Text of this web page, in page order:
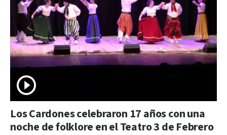
Los Cardones celebraron 17 años con una
noche de folklore en el Teatro 3 de Febrero